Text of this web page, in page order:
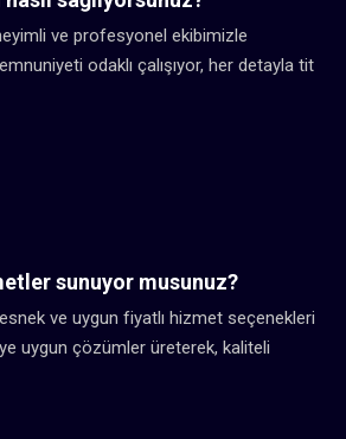
ve profesyonel ekibimizle
odaklı çalışıyor, her detayla tit
sunuyor musunuz?
ve uygun fiyatlı hizmet seçenekleri
uygun çözümler üreterek, kaliteli